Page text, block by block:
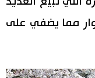
مما يضفي على